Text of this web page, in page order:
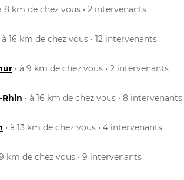
8 km de chez vous • 2 intervenants
à 16 km de chez vous • 12 intervenants
• à 9 km de chez vous • 2 intervenants
• à 16 km de chez vous • 8 intervenants
• à 13 km de chez vous • 4 intervenants
km de chez vous • 9 intervenants